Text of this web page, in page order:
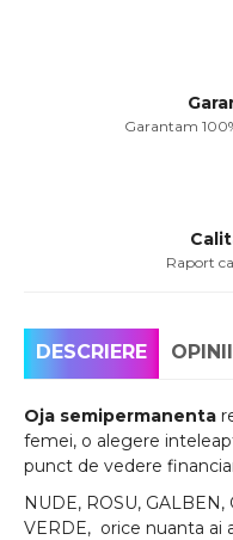
Garantam
Raport
DESCRIERE OPINII
Oja semipermanenta
femei, o alegere
punct de vedere
NUDE, ROSU, GALBEN,
VERDE, orice nuanta ai